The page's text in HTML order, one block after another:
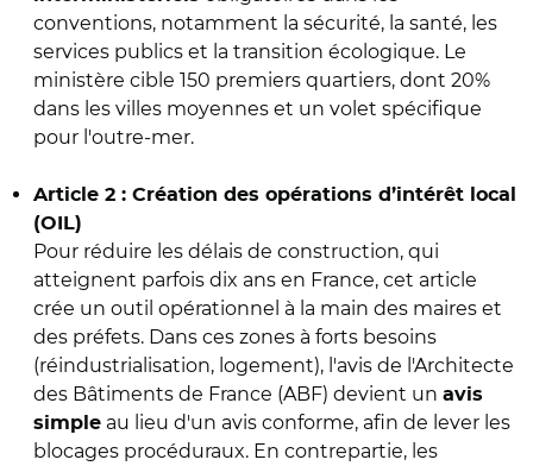
conventions, notamment la sécurité, la santé, les
services publics et la transition écologique. Le
ministère cible 150 premiers quartiers, dont 20%
dans les villes moyennes et un volet spécifique
pour l'outre-mer.
Article 2 : Création des opérations d’intérêt local
(OIL)
Pour réduire les délais de construction, qui
atteignent parfois dix ans en France, cet article
crée un outil opérationnel à la main des maires et
des préfets. Dans ces zones à forts besoins
(réindustrialisation, logement), l'avis de l'Architecte
des Bâtiments de France (ABF) devient un avis
simple au lieu d'un avis conforme, afin de lever les
blocages procéduraux. En contrepartie, les